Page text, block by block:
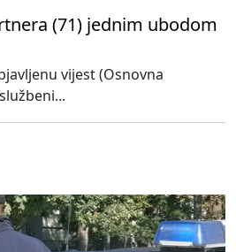
(71) jednim ubodom
vijest (Osnovna